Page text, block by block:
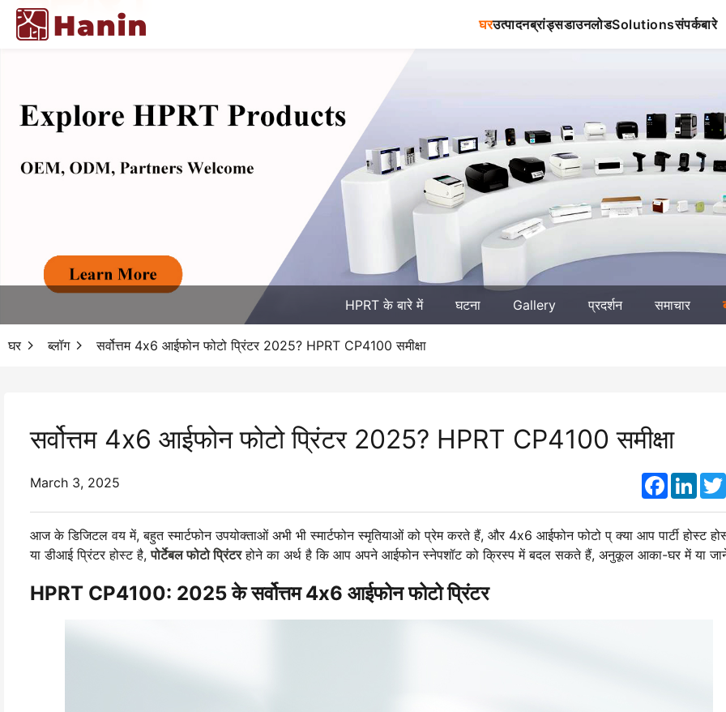
घरउत्पादनब्रांड्सडाउनलोडSolutionsसंपर्कबारे
HPRT के बारे में घटना Gallery प्रदर्शन समाचार
घर ब्लॉग सर्वोत्तम 4x6 आईफोन फोटो प्रिंटर 2025? HPRT CP4100 समीक्षा
सर्वोत्तम 4x6 आईफोन फोटो प्रिंटर 2025? HPRT CP4100 समीक्षा
March 3, 2025
आज के डिजिटल वय में, बहुत स्मार्टफोन उपयोक्ताओं अभी भी स्मार्टफोन स्मृतियाओं को प्रेम करते हैं, और 4x6 आईफोन फोटो प् क्या आप पार्टी होस्ट
या डीआई प्रिंटर होस्ट है,पोर्टेबल फोटो प्रिंटरहोने का अर्थ है कि आप अपने आईफोन स्नेपशॉट को क्रिस्प में बदल सकते हैं, अनुकूल आका-घर में या
HPRT CP4100: 2025 के सर्वोत्तम 4x6 आईफोन फोटो प्रिंटर